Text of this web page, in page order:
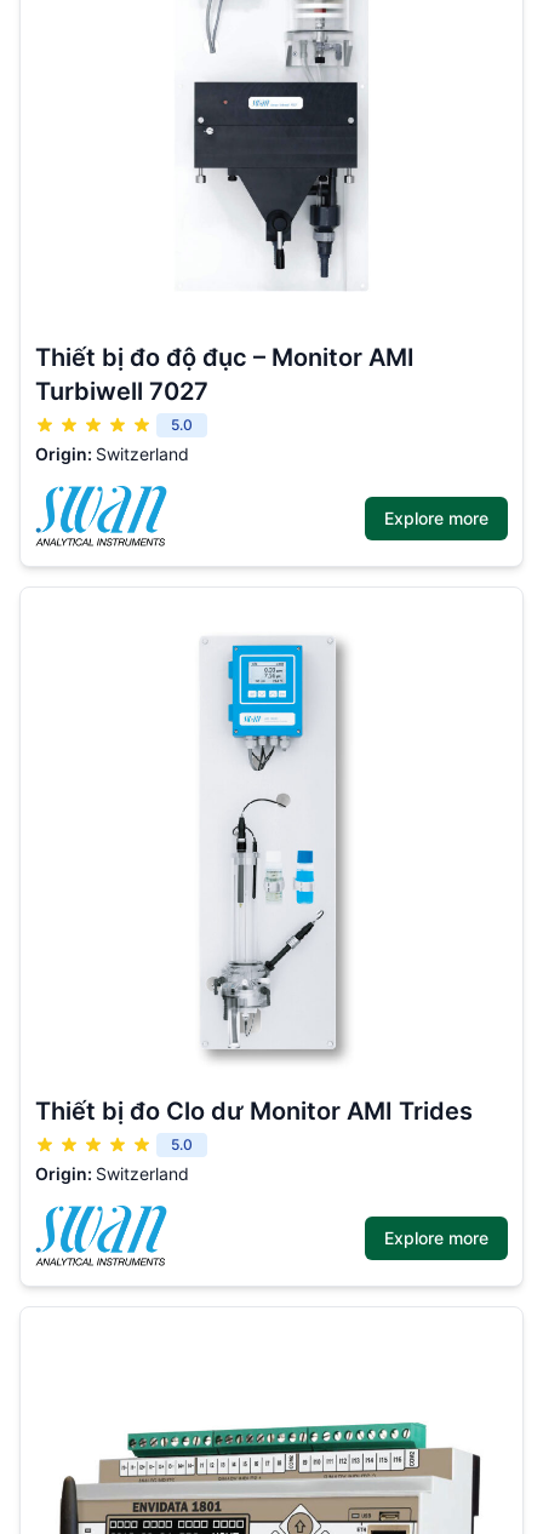
Thiết bị đo độ đục – Monitor AMI
Turbiwell 7027
5.0
Origin: Switzerland
Explore more
Thiết bị đo Clo dư Monitor AMI Trides
5.0
Origin: Switzerland
Explore more